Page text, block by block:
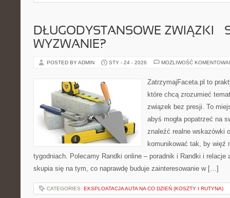
DŁUGODYSTANSOWE ZWIĄZKI –
WYZWANIE?
POSTED BY ADMIN STY - 24 - 2026 MOŻLIWOŚĆ
ZatrzymajFaceta.pl to
które chcą zrozumieć
związek bez presji. To
abyś mogła popatrzeć na
znaleźć realne wskazówki
komunikować tak, by więź
tygodniach. Polecamy Randki online – poradnik i Randki i relacje
skupia się na tym, co naprawdę buduje zainteresowanie w […]
CATEGORIES: EKSPLOATACJA AUTA NA CO DZIEŃ (KOSZTY I RUTYNA)